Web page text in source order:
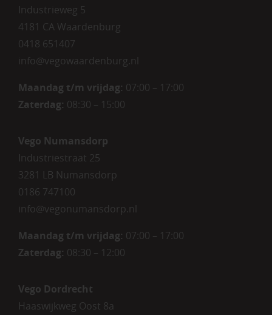
Industrieweg 5
4181 CA Waardenburg
0418 651407
info@vegowaardenburg.nl
Maandag t/m vrijdag: 07:00 – 17:00
Zaterdag: 08:30 – 15:00
Vego Numansdorp
Industriestraat 25
3281 LB Numansdorp
0186 747100
info@vegonumansdorp.nl
Maandag t/m vrijdag: 07:00 – 17:00
Zaterdag: 08:30 – 12:00
Vego Dordrecht
Haaswijkweg Oost 8a